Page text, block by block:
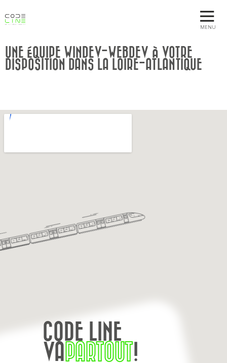
MENU
UNE ÉQUIPE WINDEV-WEBDEV À VOTRE
DISPOSITION DANS LA LOIRE-ATLANTIQUE
CODE LINE
VAPARTOUT!